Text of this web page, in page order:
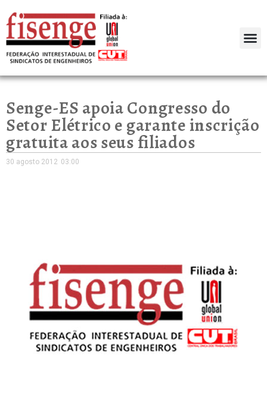
Senge-ES apoia Congresso do
Setor Elétrico e garante inscrição
gratuita aos seus filiados
30 agosto 2012 03:00